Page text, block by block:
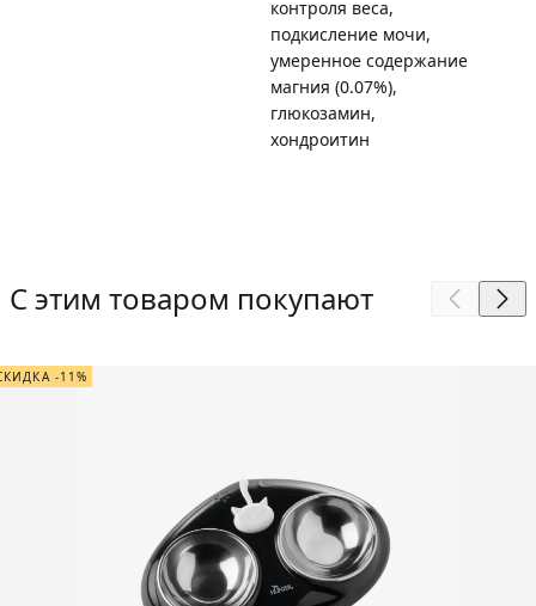
контроля веса,
подкисление мочи,
умеренное содержание
магния (0.07%),
глюкозамин,
хондроитин
С этим товаром покупают
-11%